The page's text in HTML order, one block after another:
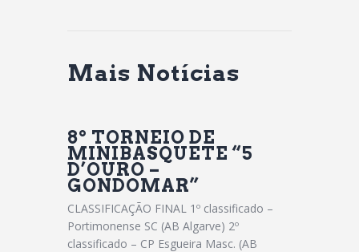
Mais Notícias
8º TORNEIO DE
MINIBASQUETE “5
D’OURO –
GONDOMAR”
CLASSIFICAÇÃO FINAL 1º classificado –
Portimonense SC (AB Algarve) 2º
classificado – CP Esgueira Masc. (AB